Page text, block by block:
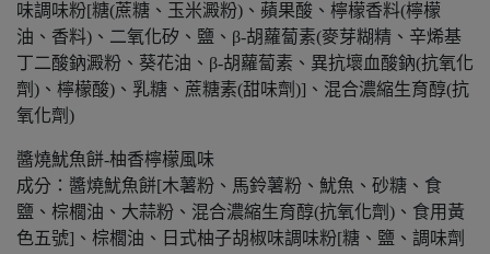
味調味粉[糖(蔗糖、玉米澱粉)、蘋果酸、檸檬香料(檸檬
油、香料)、二氧化矽、鹽、β-胡蘿蔔素(麥芽糊精、辛烯基
丁二酸鈉澱粉、葵花油、β-胡蘿蔔素、異抗壞血酸鈉(抗氧化
劑)、檸檬酸)、乳糖、蔗糖素(甜味劑)]、混合濃縮生育醇(抗
氧化劑)
醬燒魷魚餅-柚香檸檬風味
成分：醬燒魷魚餅[木薯粉、馬鈴薯粉、魷魚、砂糖、食
鹽、棕櫚油、大蒜粉、混合濃縮生育醇(抗氧化劑)、食用黃
色五號]、棕櫚油、日式柚子胡椒味調味粉[糖、鹽、調味劑